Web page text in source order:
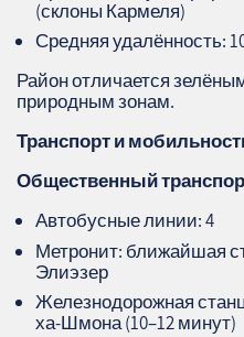
(склоны Кармеля)
Средняя удалённость:
Район отличается
природным зонам.
Транспорт и
Общественный
Автобусные линии: 4
Метронит: ближайшая
Элиэзер
Железнодорожная
ха‑Шмона (10–12 минут)